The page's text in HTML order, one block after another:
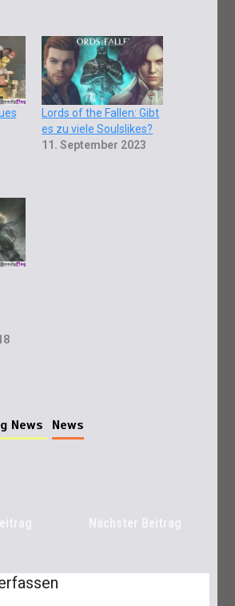
Lords of the Fallen: Gibt
es zu viele Soulslikes?
11. September 2023
News News
Nächster Beitrag
25. September 2023